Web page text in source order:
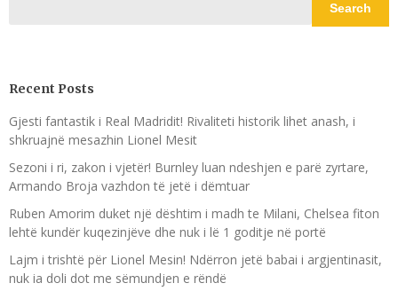
Search
Recent Posts
Gjesti fantastik i Real Madridit! Rivaliteti historik lihet anash, i
shkruajnë mesazhin Lionel Mesit
Sezoni i ri, zakon i vjetër! Burnley luan ndeshjen e parë zyrtare,
Armando Broja vazhdon të jetë i dëmtuar
Ruben Amorim duket një dështim i madh te Milani, Chelsea fiton
lehtë kundër kuqezinjëve dhe nuk i lë 1 goditje në portë
Lajm i trishtë për Lionel Mesin! Ndërron jetë babai i argjentinasit,
nuk ia doli dot me sëmundjen e rëndë